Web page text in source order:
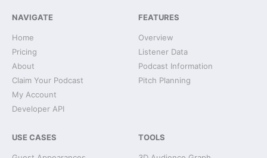
NAVIGATE
Home
Pricing
About
Claim Your Podcast
My Account
Developer API
FEATURES
Overview
Listener Data
Podcast Information
Pitch Planning
USE CASES TOOLS